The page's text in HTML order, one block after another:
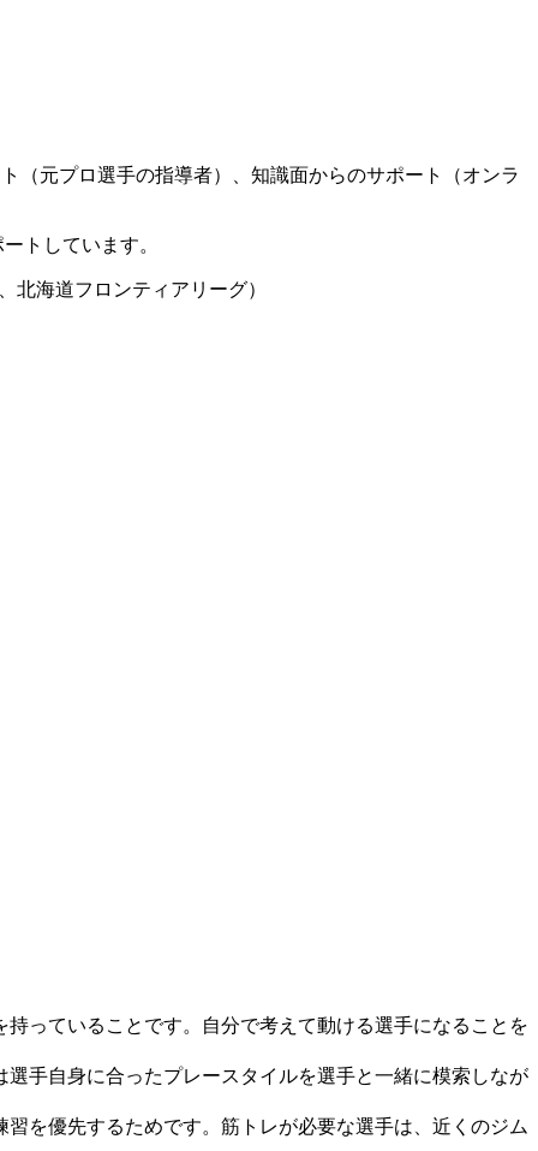
（元プロ選手の指導者）、知識面からのサポート（オンラ
トしています。
海道フロンティアリーグ）
っていることです。自分で考えて動ける選手になることを
手自身に合ったプレースタイルを選手と一緒に模索しなが
を優先するためです。筋トレが必要な選手は、近くのジム